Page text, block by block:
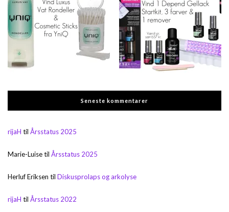
Seneste kommentarer
rijaH til Årsstatus 2025
Marie-Luisetil Årsstatus 2025
Herluf Eriksen til Diskusprolaps og arkolyse
rijaH til Årsstatus 2022